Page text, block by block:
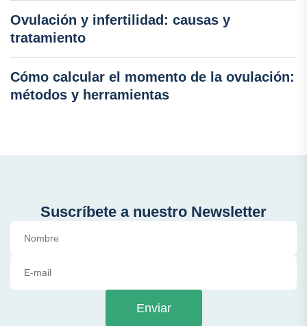
Ovulación y infertilidad: causas y
tratamiento
Cómo calcular el momento de la ovulación:
métodos y herramientas
Suscríbete a nuestro Newsletter
Enviar